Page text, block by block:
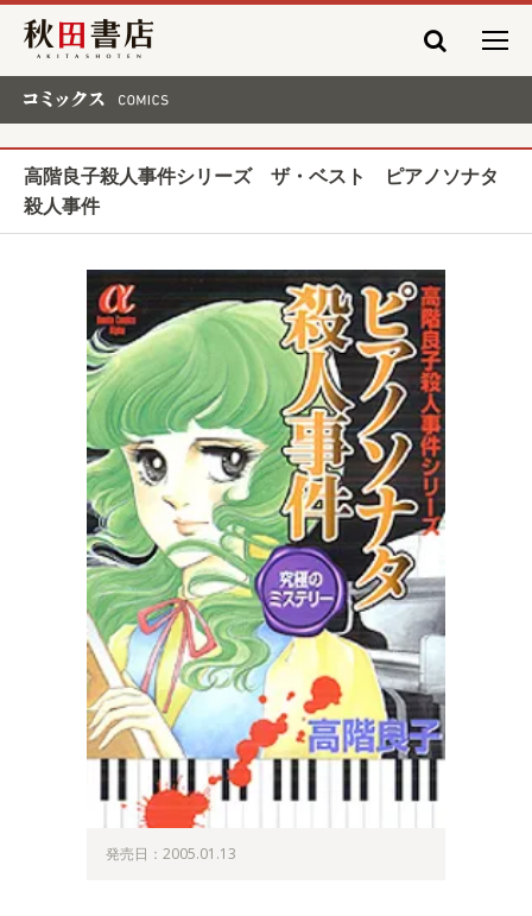
秋田書店
高階良子殺人事件シリーズ ザ・ベスト ピアノソナタ
殺人事件
発売日：2005.01.13